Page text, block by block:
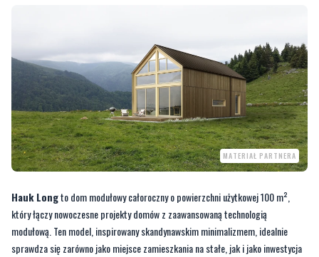
MATERIAŁ PARTNERA
Hauk Longto dom modułowy całoroczny o powierzchni użytkowej 100 m²,
który łączy nowoczesne projekty domów z zaawansowaną technologią
modułową. Ten model, inspirowany skandynawskim minimalizmem, idealnie
sprawdza się zarówno jako miejsce zamieszkania na stałe, jak i jako inwestycja